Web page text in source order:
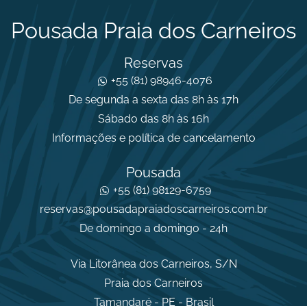
Pousada Praia dos Carneiros
Reservas
+55 (81) 98946-4076
De segunda a sexta das 8h às 17h
Sábado das 8h às 16h
Informações e política de cancelamento
Pousada
+55 (81) 98129-6759
reservas@pousadapraiadoscarneiros.com.br
De domingo a domingo - 24h
Via Litorânea dos Carneiros, S/N
Praia dos Carneiros
Tamandaré - PE - Brasil